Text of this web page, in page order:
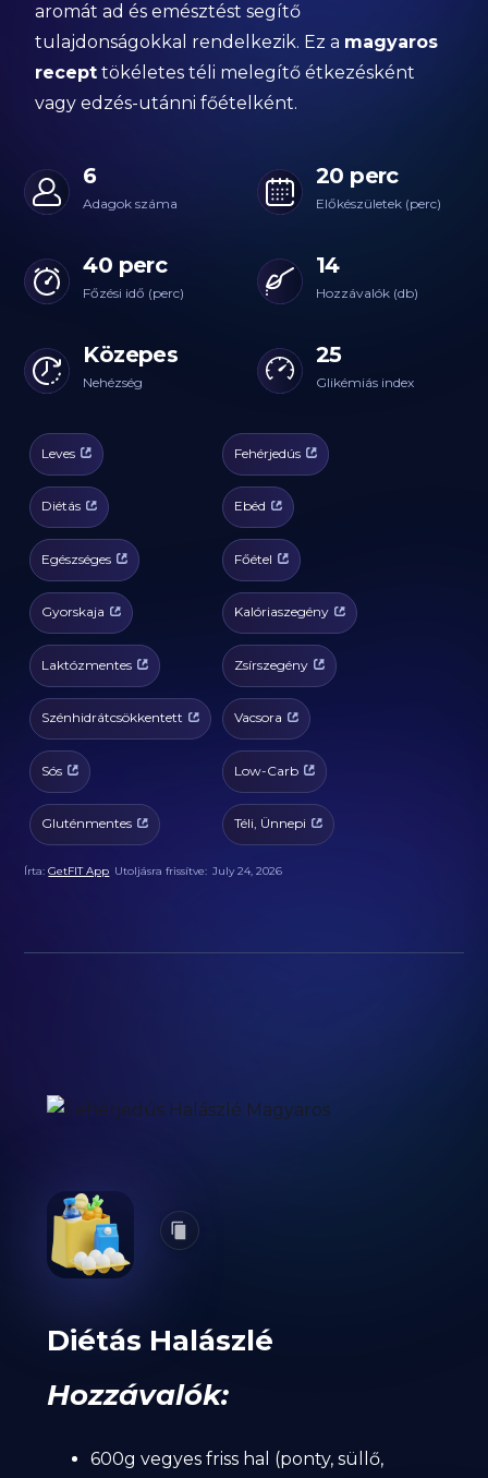
aromát ad és emésztést segítő
tulajdonságokkal rendelkezik. Ez a magyaros
recept tökéletes téli melegítő étkezésként
vagy edzés-utánni főételként.
6
Adagok száma
20 perc
Előkészületek (perc)
40 perc
Főzési idő (perc)
14
Hozzávalók (db)
Közepes
Nehézség
25
Glikémiás index
Leves Fehérjedús
Diétás Ebéd
Egészséges Főétel
Gyorskaja Kalóriaszegény
Laktózmentes Zsírszegény
Szénhidrátcsökkentett Vacsora
Sós Low-Carb
Gluténmentes Téli, Ünnepi
Írta:GetFIT App Utoljásra frissítve: July 24, 2026
Diétás Halászlé
Hozzávalók:
600g vegyes friss hal (ponty, süllő,